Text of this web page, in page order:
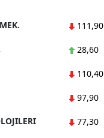
111,90
28,60
110,40
97,90
77,30